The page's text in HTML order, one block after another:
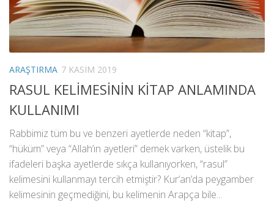
ARAŞTIRMA 7 KASIM 2019
RASUL KELİMESİNİN KİTAP ANLAMINDA
KULLANIMI
Rabbimiz tüm bu ve benzeri ayetlerde neden “kitap”,
“hüküm” veya “Allah’ın ayetleri” demek varken, üstelik bu
ifadeleri başka ayetlerde sıkça kullanıyorken, “rasul”
kelimesini kullanmayı tercih etmiştir? Kur’an’da peygamber
kelimesinin geçmediğini, bu kelimenin Arapça bile...